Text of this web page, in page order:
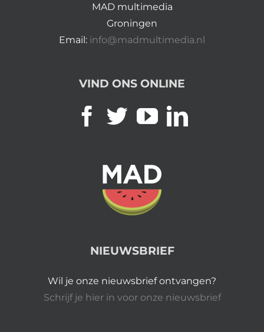
MAD multimedia
Groningen
Email: info@madmultimedia.nl
VIND ONS ONLINE
NIEUWSBRIEF
Wil je onze nieuwsbrief ontvangen?
Schrijf je hier in voor onze nieuwsbrief